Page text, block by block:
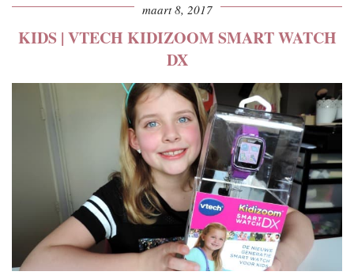
maart 8, 2017
KIDS | VTECH KIDIZOOM SMART WATCH
DX